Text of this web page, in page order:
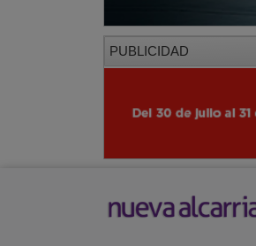
PUBLICIDAD